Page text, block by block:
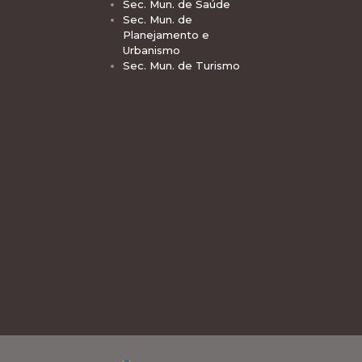
Sec. Mun. de Saúde
Sec. Mun. de
Planejamento e
Urbanismo
Sec. Mun. de Turismo